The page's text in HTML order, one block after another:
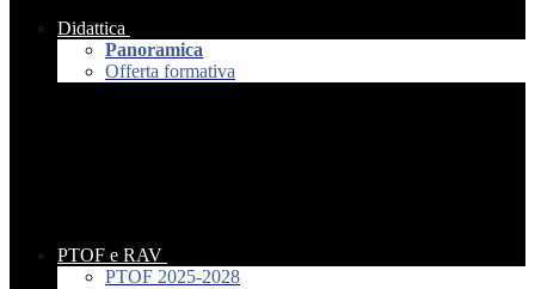
Didattica
Panoramica
Offerta formativa
PTOF e RAV
PTOF 2025-2028